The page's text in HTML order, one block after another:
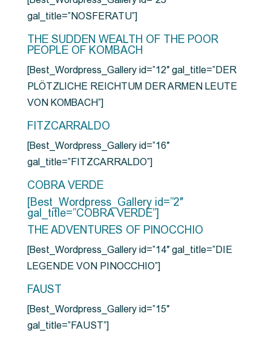
gal_title=”NOSFERATU”]
THE SUDDEN WEALTH OF THE POOR
PEOPLE OF KOMBACH
[Best_Wordpress_Gallery id=”12″ gal_title=”DER
PLÖTZLICHE REICHTUM DER ARMEN LEUTE
VON KOMBACH”]
FITZCARRALDO
[Best_Wordpress_Gallery id=”16″
gal_title=”FITZCARRALDO”]
COBRA VERDE
[Best_Wordpress_Gallery id=”2″
gal_title=”COBRA VERDE”]
THE ADVENTURES OF PINOCCHIO
[Best_Wordpress_Gallery id=”14″ gal_title=”DIE
LEGENDE VON PINOCCHIO”]
FAUST
[Best_Wordpress_Gallery id=”15″
gal_title=”FAUST”]